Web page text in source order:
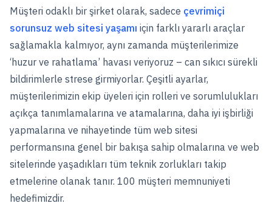
Müşteri odaklı bir şirket olarak, sadece çevrimiçi
sorunsuz web sitesi yaşamı için farklı yararlı araçlar
sağlamakla kalmıyor, aynı zamanda müşterilerimize
‘huzur ve rahatlama’ havası veriyoruz – can sıkıcı sürekli
bildirimlerle strese girmiyorlar. Çeşitli ayarlar,
müşterilerimizin ekip üyeleri için rolleri ve sorumlulukları
açıkça tanımlamalarına ve atamalarına, daha iyi işbirliği
yapmalarına ve nihayetinde tüm web sitesi
performansına genel bir bakışa sahip olmalarına ve web
sitelerinde yaşadıkları tüm teknik zorlukları takip
etmelerine olanak tanır. 100 müşteri memnuniyeti
hedefimizdir.